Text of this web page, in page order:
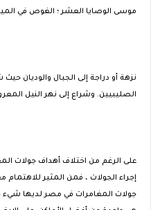
موسى الوصايا العشر ؛ الغوص في
نزهة أو دراجة إلى الجبال والوديان
الصليبيين. وشراع إلى نهر النيل
على الرغم من اختلاف أهداف جولات
إجراء الجولات ، فمن المثير
جولات المغامرات في مصر لديها شيء